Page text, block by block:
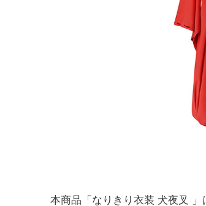
本商品「なりきり衣装 犬夜叉 」